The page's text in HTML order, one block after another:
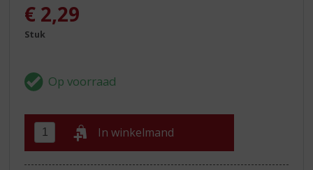
€ 2,29
Stuk
In winkelmand